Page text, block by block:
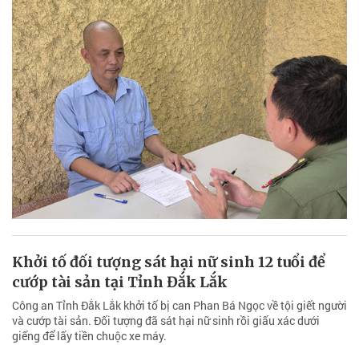
Khởi tố đối tượng sát hại nữ sinh 12 tuổi để
cướp tài sản tại Tỉnh Đắk Lắk
Công an Tỉnh Đắk Lắk khởi tố bị can Phan Bá Ngọc về tội giết người
và cướp tài sản. Đối tượng đã sát hại nữ sinh rồi giấu xác dưới
giếng để lấy tiền chuộc xe máy.